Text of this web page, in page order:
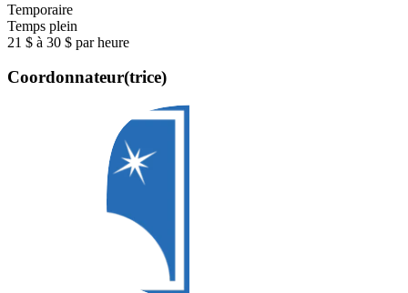
Temporaire
Temps plein
21 $ à 30 $ par heure
Coordonnateur(trice)